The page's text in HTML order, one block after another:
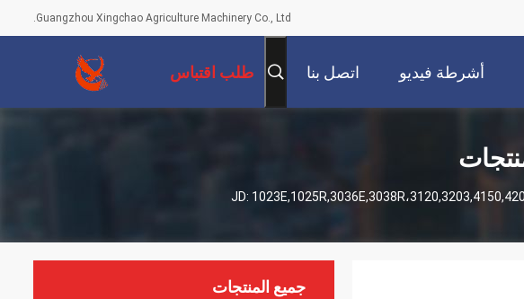
Guangzhou Xingchao Agriculture Machinery Co., Ltd.
أشرطة فيديو اتصل بنا طلب اقتباس
جميع المنتجات